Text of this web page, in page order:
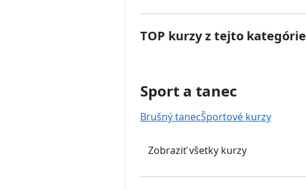
TOP kurzy z tejto kategórie
Sport a tanec
Brušný tanecŠportové kurzy
Zobraziť všetky kurzy